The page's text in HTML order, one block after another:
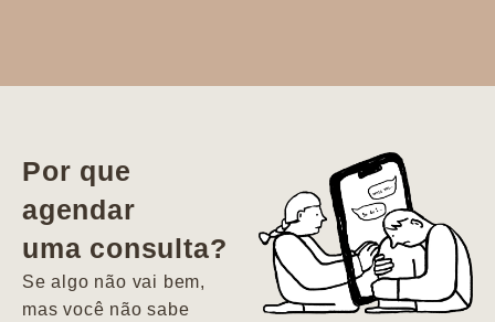
vida. Ela me
encontrou num
estado misto de
depressão e
agitação com
pensamentos
Por que
agendar
uma consulta?
Se algo não vai bem,
mas você não sabe